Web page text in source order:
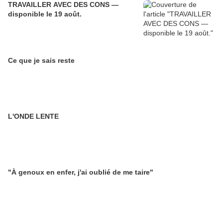
TRAVAILLER AVEC DES CONS —
disponible le 19 août.
Ce que je sais reste
L'ONDE LENTE
"À genoux en enfer, j'ai oublié de me taire"